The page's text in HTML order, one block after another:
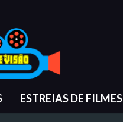
ESTREIAS DE FILMES